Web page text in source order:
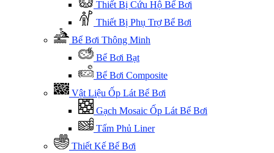
Thiết Bị Cứu Hộ Bể Bơi
Thiết Bị Phụ Trợ Bể Bơi
Bể Bơi Thông Minh
Bể Bơi Bạt
Bể Bơi Composite
Vật Liệu Ốp Lát Bể Bơi
Gạch Mosaic Ốp Lát Bể Bơi
Tấm Phủ Liner
Thiết Kế Bể Bơi